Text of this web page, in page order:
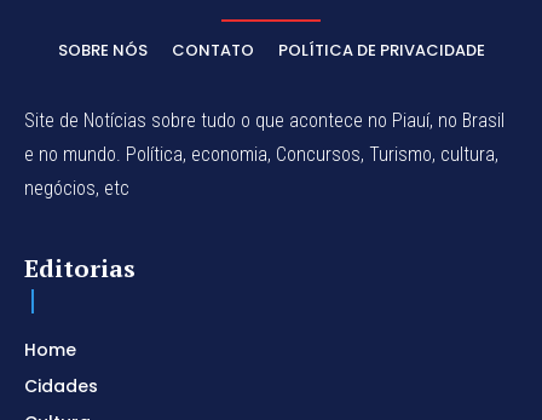
SOBRE NÓS CONTATO POLÍTICA DE PRIVACIDADE
Site de Notícias sobre tudo o que acontece no Piauí, no Brasil
e no mundo. Política, economia, Concursos, Turismo, cultura,
negócios, etc
Editorias
Home
Cidades